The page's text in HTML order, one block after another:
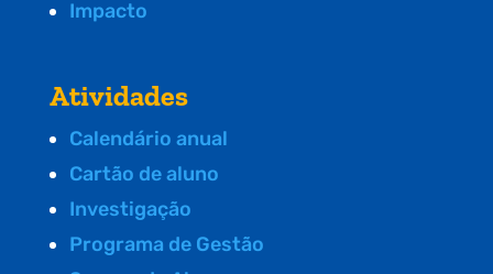
Impacto
Atividades
Calendário anual
Cartão de aluno
Investigação
Programa de Gestão